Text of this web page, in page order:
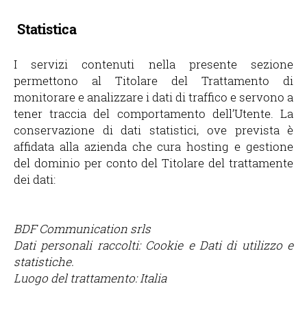
Statistica
I servizi contenuti nella presente sezione
permettono al Titolare del Trattamento di
monitorare e analizzare i dati di traffico e servono a
tener traccia del comportamento dell’Utente. La
conservazione di dati statistici, ove prevista è
affidata alla azienda che cura hosting e gestione
del dominio per conto del Titolare del trattamente
dei dati:
BDF Communication srls
Dati personali raccolti: Cookie e Dati di utilizzo e
statistiche.
Luogo del trattamento: Italia